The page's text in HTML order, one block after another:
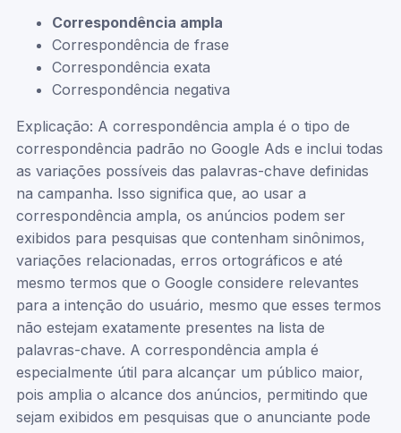
Correspondência ampla
Correspondência de frase
Correspondência exata
Correspondência negativa
Explicação: A correspondência ampla é o tipo de
correspondência padrão no Google Ads e inclui todas
as variações possíveis das palavras-chave definidas
na campanha. Isso significa que, ao usar a
correspondência ampla, os anúncios podem ser
exibidos para pesquisas que contenham sinônimos,
variações relacionadas, erros ortográficos e até
mesmo termos que o Google considere relevantes
para a intenção do usuário, mesmo que esses termos
não estejam exatamente presentes na lista de
palavras-chave. A correspondência ampla é
especialmente útil para alcançar um público maior,
pois amplia o alcance dos anúncios, permitindo que
sejam exibidos em pesquisas que o anunciante pode